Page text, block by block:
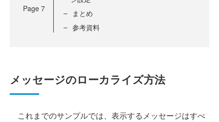
Page 7
まとめ
参考資料
メッセージのローカライズ方法
これまでのサンプルでは、表示するメッセージはすべ